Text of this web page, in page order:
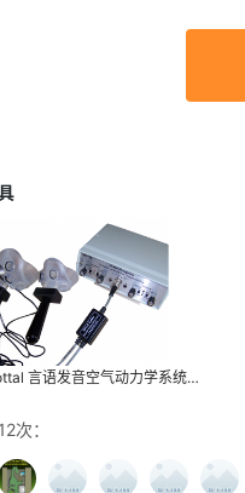
美国 Glottal 言语发音空气动力学系统/气流气压仪 MS110
次：